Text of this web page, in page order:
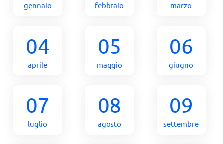
gennaio febbraio marzo
04
aprile
05
maggio
06
giugno
07
luglio
08
agosto
09
settembre